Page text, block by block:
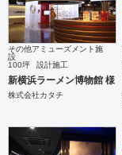
その他アミューズメント施
設
100坪
設計施工
新横浜ラーメン博物館 様
株式会社カタチ